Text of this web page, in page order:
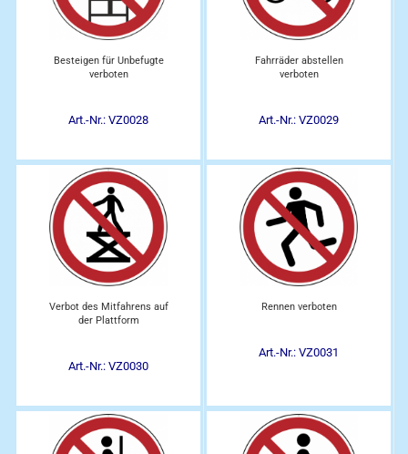
Besteigen für Unbefugte
verboten
Art.-Nr.: VZ0028
Fahrräder abstellen
verboten
Art.-Nr.: VZ0029
Verbot des Mitfahrens auf
der Plattform
Art.-Nr.: VZ0030
Rennen verboten
Art.-Nr.: VZ0031